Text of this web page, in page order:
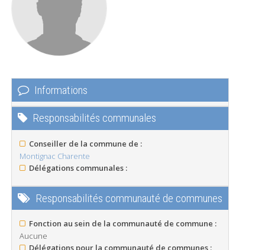
Informations
Responsabilités communales
Conseiller de la commune de :
Montignac Charente
Délégations communales :
Responsabilités communauté de communes
Fonction au sein de la communauté de commune :
Aucune
Délégations pour la communauté de communes :